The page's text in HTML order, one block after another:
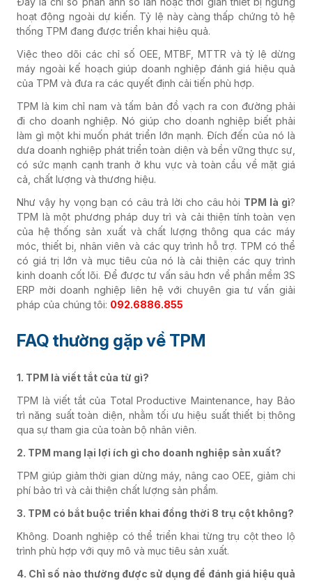
hoạt động ngoài dự kiến. Tỷ lệ này càng thấp chứng tỏ hệ
thống TPM đang được triển khai hiệu quả.
Việc theo dõi các chỉ số OEE, MTBF, MTTR và tỷ lệ dừng
máy ngoài kế hoạch giúp doanh nghiệp đánh giá hiệu quả
của TPM và đưa ra các quyết định cải tiến phù hợp.
TPM là kim chỉ nam và tấm bản đồ vạch ra con đường phải
đi cho doanh nghiệp. Nó giúp cho doanh nghiệp biết phải
làm gì một khi muốn phát triển lớn mạnh. Đích đến của nó là
dưa doanh nghiệp phát triển toàn diện và bền vững thực sự,
có sức mạnh cạnh tranh ở khu vực và toàn cầu về mặt giá
cả, chất lượng và thương hiệu.
Như vậy hy vọng bạn có câu trả lời cho câu hỏi TPM là gì?
TPM là một phương pháp duy trì và cải thiện tính toàn vẹn
của hệ thống sản xuất và chất lượng thông qua các máy
móc, thiết bị, nhân viên và các quy trình hỗ trợ. TPM có thể
có giá trị lớn và mục tiêu của nó là cải thiện các quy trình
kinh doanh cốt lõi. Để được tư vấn sâu hơn về phần mềm 3S
ERP mời doanh nghiệp liên hệ với chuyên gia tư vấn giải
pháp của chúng tôi: 092.6886.855
FAQ thường gặp về TPM
1. TPM là viết tắt của từ gì?
TPM là viết tắt của Total Productive Maintenance, hay Bảo
trì năng suất toàn diện, nhằm tối ưu hiệu suất thiết bị thông
qua sự tham gia của toàn bộ nhân viên.
2. TPM mang lại lợi ích gì cho doanh nghiệp sản xuất?
TPM giúp giảm thời gian dừng máy, nâng cao OEE, giảm chi
phí bảo trì và cải thiện chất lượng sản phẩm.
3. TPM có bắt buộc triển khai đồng thời 8 trụ cột không?
Không. Doanh nghiệp có thể triển khai từng trụ cột theo lộ
trình phù hợp với quy mô và mục tiêu sản xuất.
4. Chỉ số nào thường được sử dụng để đánh giá hiệu quả